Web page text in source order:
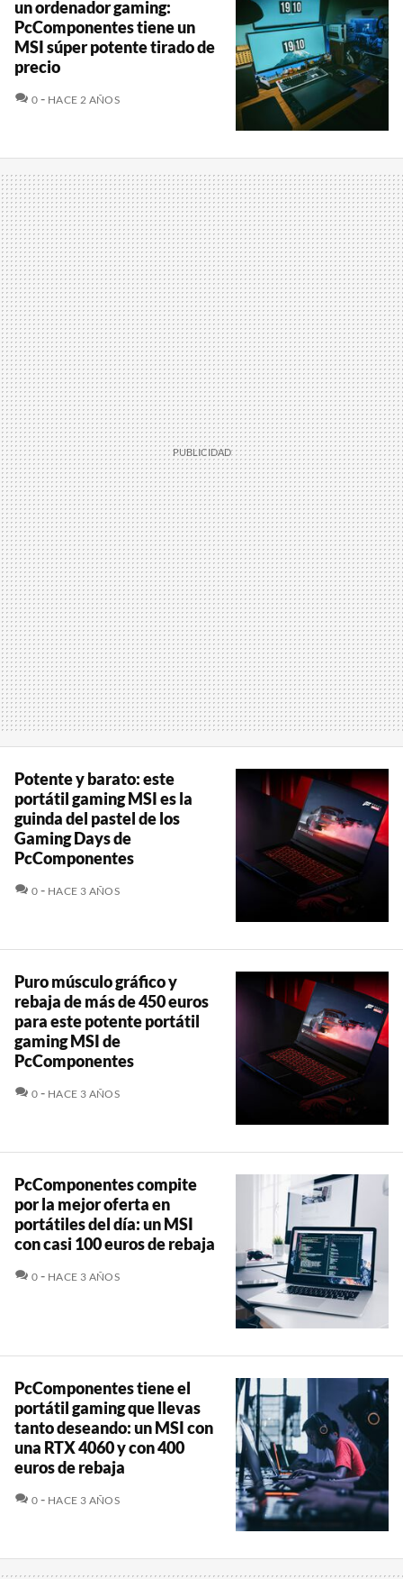
un ordenador gaming:
PcComponentes tiene un
MSI súper potente tirado de
precio
0 COMENTARIOS
HACE 2 AÑOS
Potente y barato: este
portátil gaming MSI es la
guinda del pastel de los
Gaming Days de
PcComponentes
0 COMENTARIOS
HACE 3 AÑOS
Puro músculo gráfico y
rebaja de más de 450 euros
para este potente portátil
gaming MSI de
PcComponentes
0 COMENTARIOS
HACE 3 AÑOS
PcComponentes compite
por la mejor oferta en
portátiles del día: un MSI
con casi 100 euros de rebaja
0 COMENTARIOS
HACE 3 AÑOS
PcComponentes tiene el
portátil gaming que llevas
tanto deseando: un MSI con
una RTX 4060 y con 400
euros de rebaja
0 COMENTARIOS
HACE 3 AÑOS